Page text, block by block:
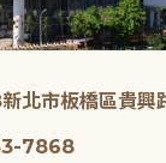
北市板橋區貴興
7868